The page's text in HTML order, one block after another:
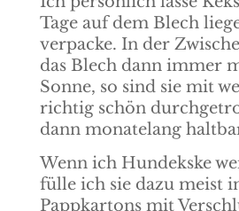
Tage auf dem Blech
verpacke. In der
das Blech dann immer
Sonne, so sind sie mit
richtig schön
dann monatelang
Wenn ich Hundekske
fülle ich sie dazu meist
Pappkartons mit